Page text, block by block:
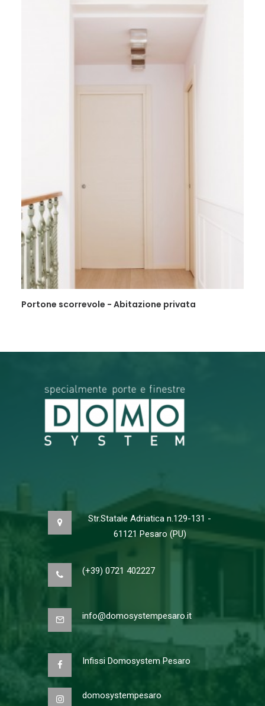
Portone scorrevole - Abitazione privata
Str.Statale Adriatica n.129-131 -
61121 Pesaro (PU)
(+39) 0721 402227
info@domosystempesaro.it
Infissi Domosystem Pesaro
domosystempesaro